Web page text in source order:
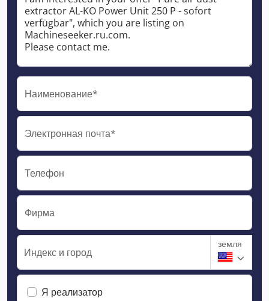
Наименование*
Электронная почта*
Телефон
Фирма
Индекс и город
земля
Я реализатор